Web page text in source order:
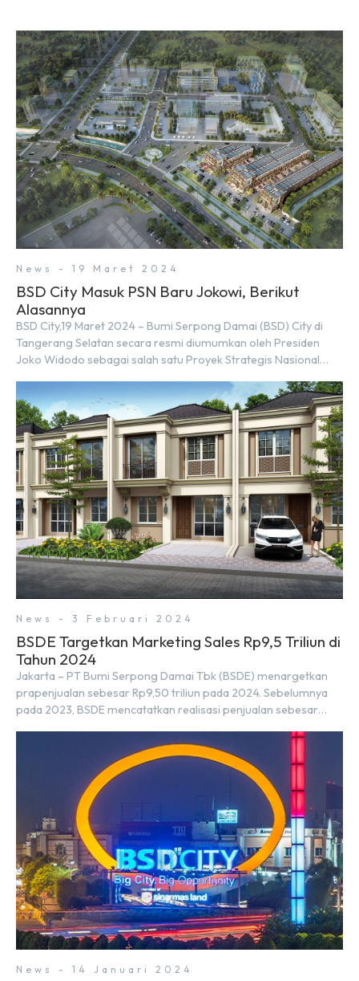
News - 19 Maret 2024
BSD City Masuk PSN Baru Jokowi, Berikut
Alasannya
BSD City,19 Maret 2024 – Bumi Serpong Damai (BSD) City di
Tangerang Selatan secara resmi diumumkan oleh Presiden
Joko Widodo sebagai salah satu Proyek Strategis Nasional
Koordinator Bidang Perekonomian, Airlangga Hartarto, setelah
Rapat Terbatas (ratas) bersama Jokowi di Istana Kepresidenan
pada hari Senin, 18 Maret 2024. Selain […]
News - 3 Februari 2024
BSDE Targetkan Marketing Sales Rp9,5 Triliun di
Tahun 2024
Jakarta – PT Bumi Serpong Damai Tbk (BSDE) menargetkan
prapenjualan sebesar Rp9,50 triliun pada 2024. Sebelumnya
pada 2023, BSDE mencatatkan realisasi penjualan sebesar
Rp8,80 triliun. Menurut Direktur BSDE Hermawan Wijaya
menghadapi 2024, kondisi ekonomi global maupun nasional
dapat memengaruhi pertimbangan masyarakat untuk
membeli rumah maupun investasi di sektor […]
News - 14 Januari 2024